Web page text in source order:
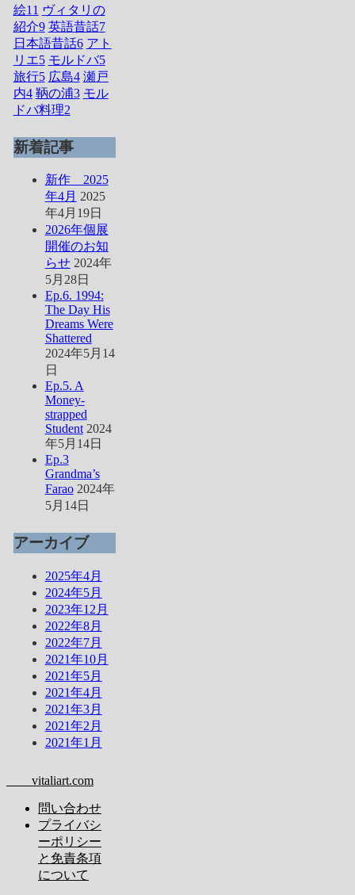
絵11 ヴィタリの
紹介9 英語昔話7
日本語昔話6 アト
リエ5 モルドバ5
旅行5 広島4 瀬戸
内4 鞆の浦3 モル
ドバ料理2
新着記事
新作 2025
年4月 2025
年4月19日
2026年個展
開催のお知
らせ 2024年
5月28日
Ep.6. 1994:
The Day His
Dreams Were
Shattered
2024年5月14
日
Ep.5. A
Money-
strapped
Student 2024
年5月14日
Ep.3
Grandma’s
Farao 2024年
5月14日
アーカイブ
2025年4月
2024年5月
2023年12月
2022年8月
2022年7月
2021年10月
2021年5月
2021年4月
2021年3月
2021年2月
2021年1月
vitaliart.com
問い合わせ
プライバシ
ーポリシー
と免責条項
について